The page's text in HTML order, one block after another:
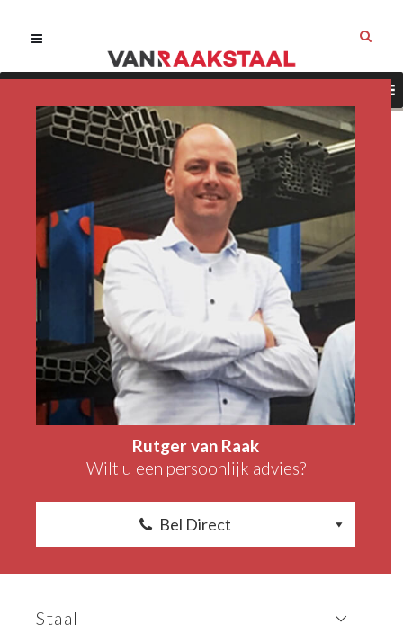
Rutger van Raak
Wilt u een persoonlijk advies?
Bel Direct
Staal